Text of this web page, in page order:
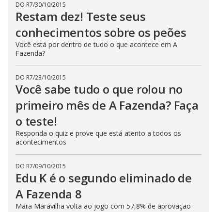
DO R7/30/10/2015
Restam dez! Teste seus
conhecimentos sobre os peões
Você está por dentro de tudo o que acontece em A
Fazenda?
DO R7/23/10/2015
Você sabe tudo o que rolou no
primeiro mês de A Fazenda? Faça
o teste!
Responda o quiz e prove que está atento a todos os
acontecimentos
DO R7/09/10/2015
Edu K é o segundo eliminado de
A Fazenda 8
Mara Maravilha volta ao jogo com 57,8% de aprovação